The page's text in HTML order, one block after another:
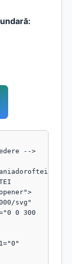
-->
svg"
0 300